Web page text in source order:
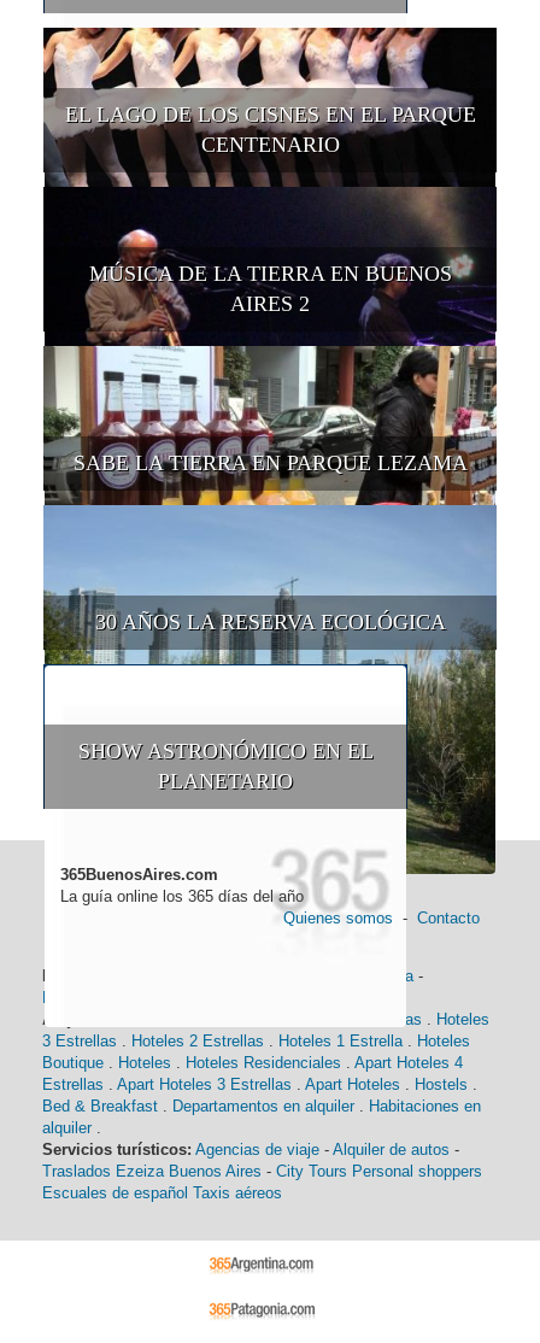
EL LAGO DE LOS CISNES EN EL PARQUE
CENTENARIO
MÚSICA DE LA TIERRA EN BUENOS
AIRES 2
SABE LA TIERRA EN PARQUE LEZAMA
30 AÑOS LA RESERVA ECOLÓGICA
SHOW ASTRONÓMICO EN EL
PLANETARIO
365BuenosAires.com
La guía online los 365 días del año
Quienes somos - Contacto
Historia-
Alojamiento:
Hoteles 4 Estrellas . Hoteles
3 Estrellas . Hoteles 2 Estrellas . Hoteles 1 Estrella. Hoteles
Boutique . Hoteles . Hoteles Residenciales . Apart Hoteles 4
Estrellas . Apart Hoteles 3 Estrellas . Apart Hoteles . Hostels .
Bed & Breakfast . Departamentos en alquiler . Habitaciones en
alquiler .
Servicios turísticos: Agencias de viaje - Alquiler de autos -
Traslados Ezeiza Buenos Aires - City Tours Personal shoppers
Escuales de español Taxis aéreos